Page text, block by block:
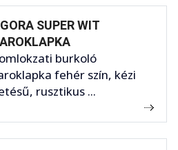
SUPER WIT
burkoló
fehér szín, kézi
rusztikus ...